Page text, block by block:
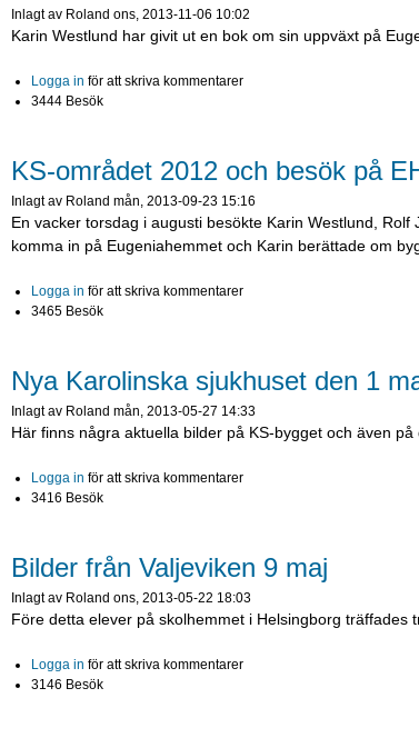
Inlagt av Roland ons, 2013-11-06 10:02
Karin Westlund har givit ut en bok om sin uppväxt på
Logga in för att skriva kommentarer
3444 Besök
KS-området 2012 och besök på
Inlagt av Roland mån, 2013-09-23 15:16
En vacker torsdag i augusti besökte Karin Westlund,
komma in på Eugeniahemmet och Karin berättade om
Logga in för att skriva kommentarer
3465 Besök
Nya Karolinska sjukhuset den 1
Inlagt av Roland mån, 2013-05-27 14:33
Här finns några aktuella bilder på KS-bygget och även
Logga in för att skriva kommentarer
3416 Besök
Bilder från Valjeviken 9 maj
Inlagt av Roland ons, 2013-05-22 18:03
Före detta elever på skolhemmet i Helsingborg träffades
Logga in för att skriva kommentarer
3146 Besök